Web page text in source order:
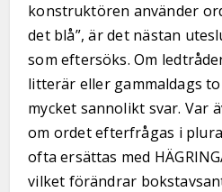
konstruktören använder
det blå”, är det nästan
som eftersöks. Om
litterär eller gammaldags
mycket sannolikt svar. Var
om ordet efterfrågas i
ofta ersättas med
vilket förändrar